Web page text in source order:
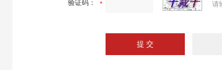
验证码： 请